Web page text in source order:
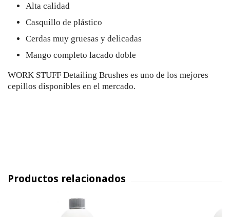
Alta calidad
Casquillo de plástico
Cerdas muy gruesas y delicadas
Mango completo lacado doble
WORK STUFF Detailing Brushes es uno de los mejores
cepillos disponibles en el mercado.
Productos relacionados